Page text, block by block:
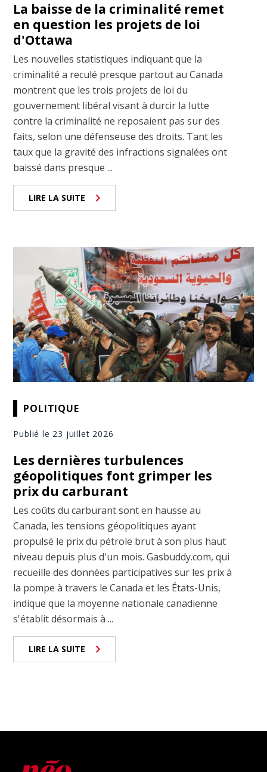
La baisse de la criminalité remet
en question les projets de loi
d'Ottawa
Les nouvelles statistiques indiquant que la
criminalité a reculé presque partout au Canada
montrent que les trois projets de loi du
gouvernement libéral visant à durcir la lutte
contre la criminalité ne reposaient pas sur des
faits, selon une défenseuse des droits. Tant les
taux que la gravité des infractions signalées ont
baissé dans presque ...
LIRE LA SUITE
POLITIQUE
Publié le 23 juillet 2026
Les dernières turbulences
géopolitiques font grimper les
prix du carburant
Les coûts du carburant sont en hausse au
Canada, les tensions géopolitiques ayant
propulsé le prix du pétrole brut à son plus haut
niveau depuis plus d'un mois. Gasbuddy.com, qui
recueille des données participatives sur les prix à
la pompe à travers le Canada et les États-Unis,
indique que la moyenne nationale canadienne
s'établit désormais à ...
LIRE LA SUITE